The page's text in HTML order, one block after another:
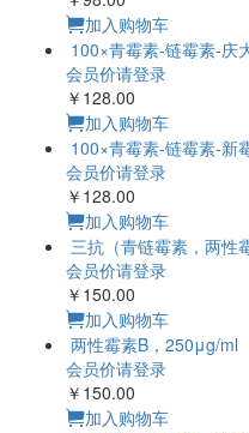
加入购物车
100×青霉素-链霉素-庆
会员价请登录
￥128.00
加入购物车
100×青霉素-链霉素-新
会员价请登录
￥128.00
加入购物车
三抗（青链霉素，两性
会员价请登录
￥150.00
加入购物车
两性霉素B，250μg/ml
会员价请登录
￥150.00
加入购物车